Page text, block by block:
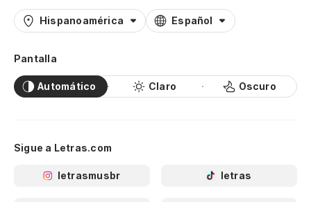
Hispanoamérica Español
Pantalla
Automático Claro Oscuro
Sigue a Letras.com
letrasmusbr letras